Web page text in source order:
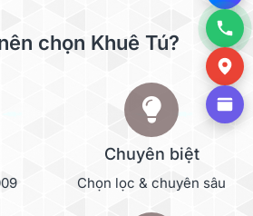
chọn Khuê Tú?
Chuyên biệt
Chọn lọc & chuyên sâu